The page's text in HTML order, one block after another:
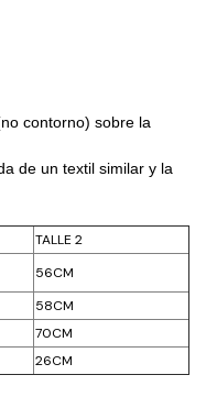
contorno) sobre la
de un textil similar y la
TALLE 2
56CM
58CM
70CM
26CM